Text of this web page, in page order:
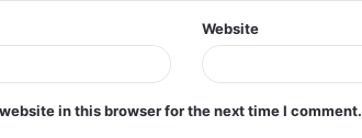
Website
in this browser for the next time I comment.